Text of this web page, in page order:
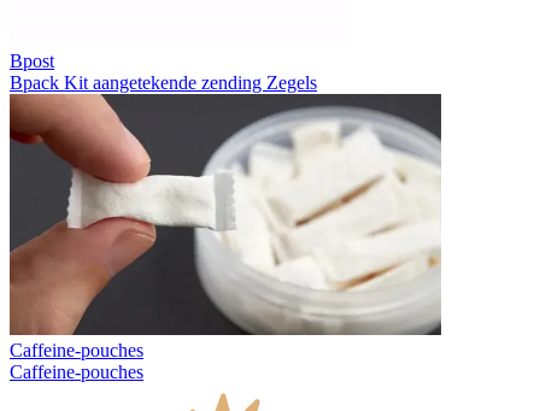
Bpost
Bpack Kit aangetekende zending Zegels
Caffeine-pouches
Caffeine-pouches